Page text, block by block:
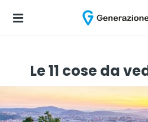
Le 11 cose da